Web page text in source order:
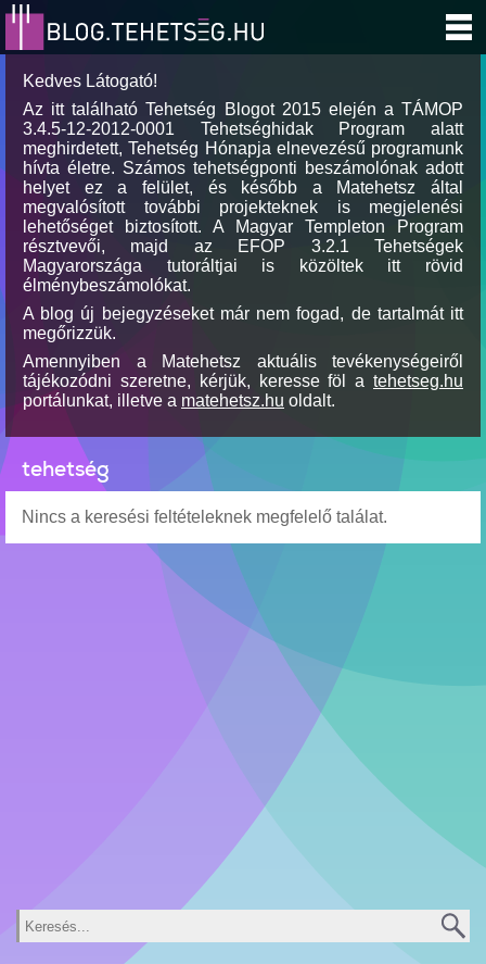
Kedves Látogató!
Az itt található Tehetség Blogot 2015 elején a TÁMOP
3.4.5-12-2012-0001 Tehetséghidak Program alatt
meghirdetett, Tehetség Hónapja elnevezésű programunk
hívta életre. Számos tehetségponti beszámolónak adott
helyet ez a felület, és később a Matehetsz által
megvalósított további projekteknek is megjelenési
lehetőséget biztosított. A Magyar Templeton Program
résztvevői, majd az EFOP 3.2.1 Tehetségek
Magyarországa tutoráltjai is közöltek itt rövid
élménybeszámolókat.
A blog új bejegyzéseket már nem fogad, de tartalmát itt
megőrizzük.
Amennyiben a Matehetsz aktuális tevékenységeiről
tájékozódni szeretne, kérjük, keresse föl a tehetseg.hu
portálunkat, illetve a matehetsz.hu oldalt.
tehetség
Nincs a keresési feltételeknek megfelelő találat.
Keresés